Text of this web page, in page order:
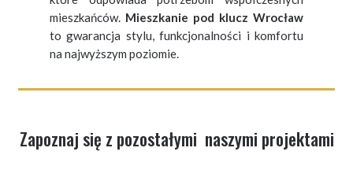
mieszkańców. Mieszkanie pod klucz Wrocław
to gwarancja stylu, funkcjonalności i komfortu
na najwyższym poziomie.
Zapoznaj się z pozostałymi naszymi projektami